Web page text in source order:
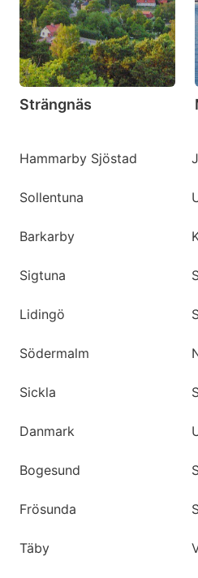
mark
key
to
get
the
shortcuts
changing
dates.
Strängnäs
Hammarby Sjöstad
Sollentuna
Barkarby
Sigtuna
Lidingö
Södermalm
Sickla
Danmark
Bogesund
Frösunda
Täby